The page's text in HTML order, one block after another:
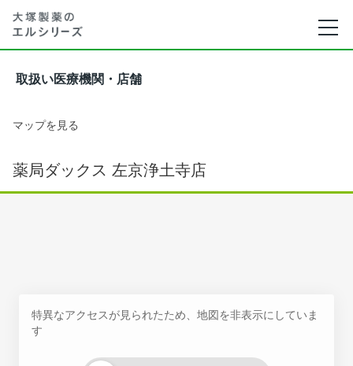
取扱い医療機関・店舗
マップを見る
薬局ダックス 左京浄土寺店
特異なアクセスが見られたため、地図を非表示にしていま
す